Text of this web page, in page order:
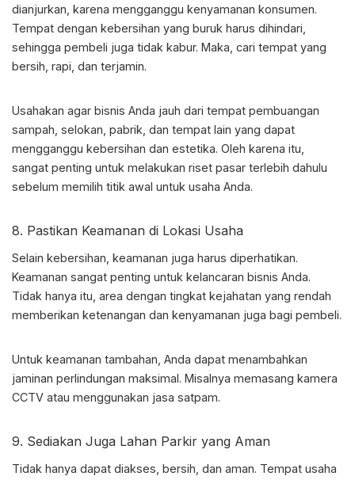
dianjurkan, karena mengganggu kenyamanan konsumen.
Tempat dengan kebersihan yang buruk harus dihindari,
sehingga pembeli juga tidak kabur. Maka, cari tempat yang
bersih, rapi, dan terjamin.
Usahakan agar bisnis Anda jauh dari tempat pembuangan
sampah, selokan, pabrik, dan tempat lain yang dapat
mengganggu kebersihan dan estetika. Oleh karena itu,
sangat penting untuk melakukan riset pasar terlebih dahulu
sebelum memilih titik awal untuk usaha Anda.
8. Pastikan Keamanan di Lokasi Usaha
Selain kebersihan, keamanan juga harus diperhatikan.
Keamanan sangat penting untuk kelancaran bisnis Anda.
Tidak hanya itu, area dengan tingkat kejahatan yang rendah
memberikan ketenangan dan kenyamanan juga bagi pembeli.
Untuk keamanan tambahan, Anda dapat menambahkan
jaminan perlindungan maksimal. Misalnya memasang kamera
CCTV atau menggunakan jasa satpam.
9. Sediakan Juga Lahan Parkir yang Aman
Tidak hanya dapat diakses, bersih, dan aman. Tempat usaha